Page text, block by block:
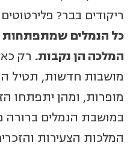
ריקודים בבר?
כל הנמלים שמתפתחות
המלכה הן נקבות. רק
מושבות חדשות, תטיל
מופרות, ומהן יתפתחו
במושבת הנמלים
המלכות הצעירות